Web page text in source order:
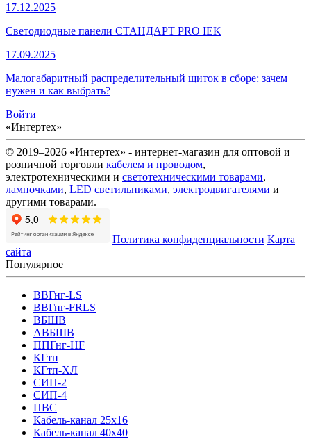
17.12.2025
Светодиодные панели СТАНДАРТ PRO IEK
17.09.2025
Малогабаритный распределительный щиток в сборе: зачем
нужен и как выбрать?
Войти
«Интертех»
© 2019–2026 «Интертех» - интернет-магазин для оптовой и
розничной торговли кабелем и проводом,
электротехническими и светотехническими товарами,
лампочками, LED светильниками, электродвигателями и
другими товарами.
Политика конфиденциальности Карта
сайта
Популярное
ВВГнг-LS
ВВГнг-FRLS
ВБШВ
АВБШВ
ППГнг-HF
КГтп
КГтп-ХЛ
СИП-2
СИП-4
ПВС
Кабель-канал 25х16
Кабель-канал 40х40